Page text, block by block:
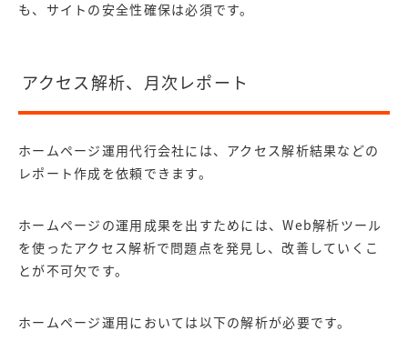
も、サイトの安全性確保は必須です。
アクセス解析、月次レポート
ホームページ運用代行会社には、アクセス解析結果などの
レポート作成を依頼できます。
ホームページの運用成果を出すためには、Web解析ツール
を使ったアクセス解析で問題点を発見し、改善していくこ
とが不可欠です。
ホームページ運用においては以下の解析が必要です。